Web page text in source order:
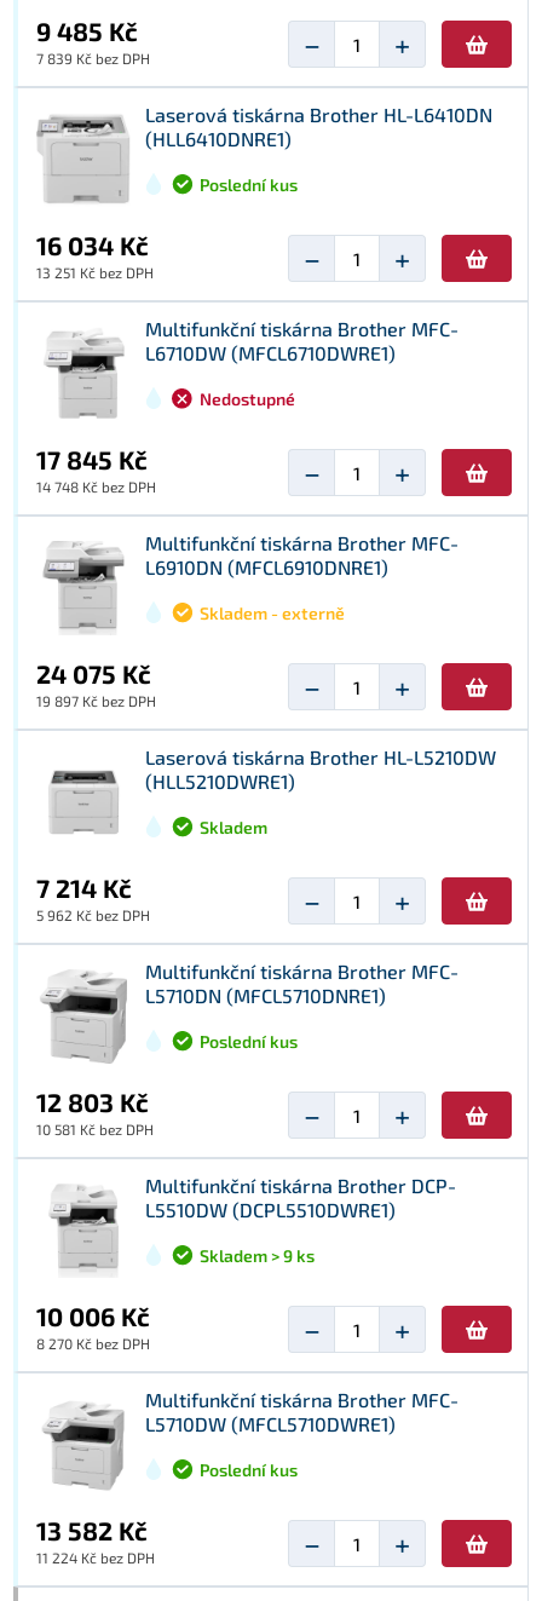
9 485 Kč
7 839 Kč bez DPH − +
Laserová tiskárna Brother HL-L6410DN
(HLL6410DNRE1)
Poslední kus
16 034 Kč
13 251 Kč bez DPH − +
Multifunkční tiskárna Brother MFC-
L6710DW (MFCL6710DWRE1)
Nedostupné
17 845 Kč
14 748 Kč bez DPH − +
Multifunkční tiskárna Brother MFC-
L6910DN (MFCL6910DNRE1)
Skladem - externě
24 075 Kč
19 897 Kč bez DPH − +
Laserová tiskárna Brother HL-L5210DW
(HLL5210DWRE1)
Skladem
7 214 Kč
5 962 Kč bez DPH − +
Multifunkční tiskárna Brother MFC-
L5710DN (MFCL5710DNRE1)
Poslední kus
12 803 Kč
10 581 Kč bez DPH − +
Multifunkční tiskárna Brother DCP-
L5510DW (DCPL5510DWRE1)
Skladem > 9 ks
10 006 Kč
8 270 Kč bez DPH − +
Multifunkční tiskárna Brother MFC-
L5710DW (MFCL5710DWRE1)
Poslední kus
13 582 Kč
11 224 Kč bez DPH − +